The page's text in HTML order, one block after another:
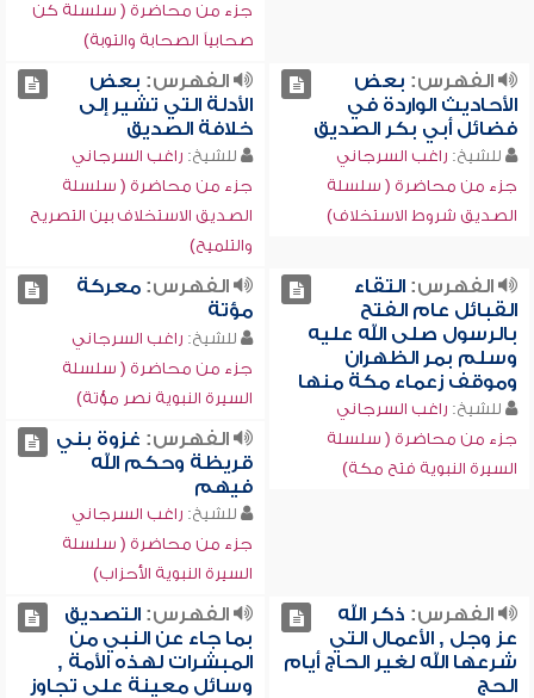
جزء من محاضرة ( سلسلة كن
صحابياً الصحابة والتوبة)
الفهرس: بعض
الأحاديث الواردة في
فضائل أبي بكر الصديق
للشيخ: راغب السرجاني
جزء من محاضرة ( سلسلة
الصديق شروط الاستخلاف)
الفهرس: بعض
الأدلة التي تشير إلى
خلافة الصديق
للشيخ: راغب السرجاني
جزء من محاضرة ( سلسلة
الصديق الاستخلاف بين التصريح
والتلميح)
الفهرس:التقاء
القبائل عام الفتح
بالرسول صلى الله عليه
وسلم بمر الظهران
وموقف زعماء مكة منها
للشيخ: راغب السرجاني
جزء من محاضرة ( سلسلة
السيرة النبوية فتح مكة)
الفهرس:معركة
مؤتة
للشيخ: راغب السرجاني
جزء من محاضرة ( سلسلة
السيرة النبوية نصر مؤتة)
الفهرس: غزوة بني
قريظة وحكم الله
فيهم
للشيخ: راغب السرجاني
جزء من محاضرة ( سلسلة
السيرة النبوية الأحزاب)
الفهرس: ذكر الله
عز وجل , الأعمال التي
شرعها الله لغير الحاج أيام
الحج
الفهرس:التصديق
بما جاء عن النبي من
المبشرات لهذه الأمة ,
وسائل معينة على تجاوز